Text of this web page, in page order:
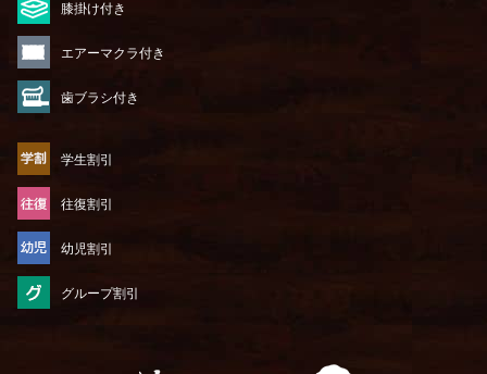
膝掛け付き
エアーマクラ付き
歯ブラシ付き
学生割引
往復割引
幼児割引
グループ割引